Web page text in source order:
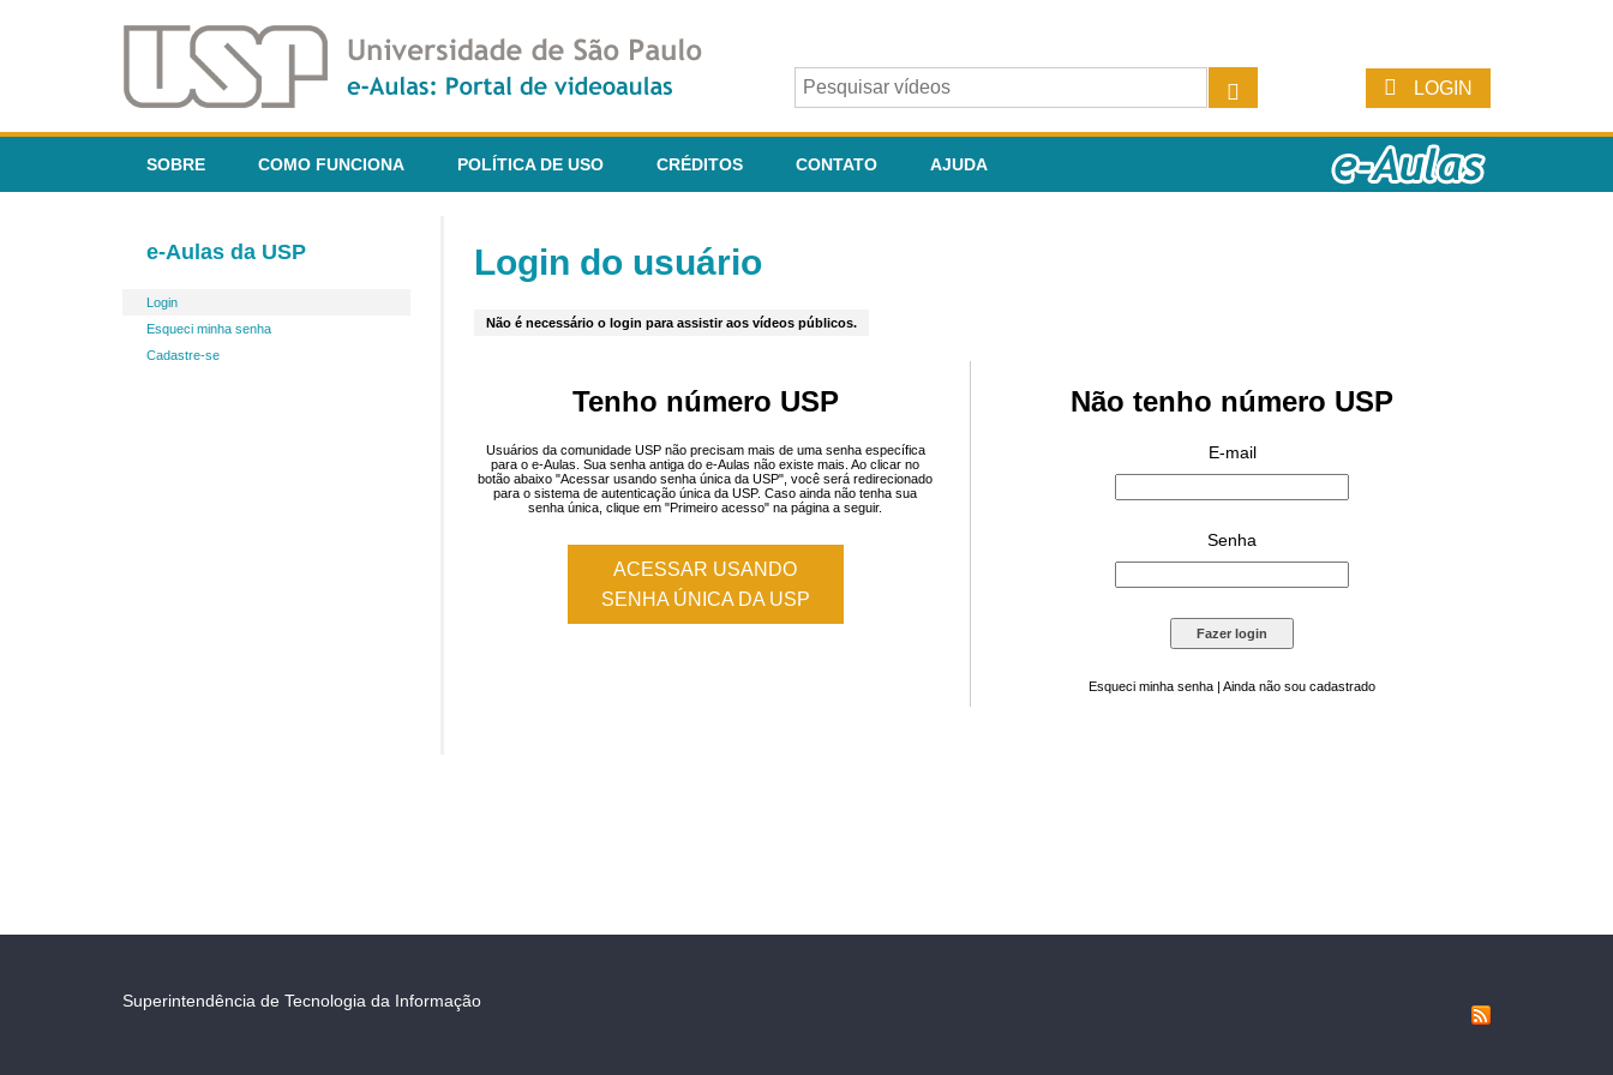
LOGIN
SOBRE COMO FUNCIONA POLÍTICA DE USO CRÉDITOS CONTATO AJUDA
e-Aulas da USP
Login
Esqueci minha senha
Cadastre-se
Login do usuário
Não é necessário o login para assistir aos vídeos públicos.
Tenho número USP
Usuários da comunidade USP não precisam mais de uma senha específica
para o e-Aulas. Sua senha antiga do e-Aulas não existe mais. Ao clicar no
botão abaixo "Acessar usando senha única da USP", você será redirecionado
para o sistema de autenticação única da USP. Caso ainda não tenha sua
senha única, clique em "Primeiro acesso" na página a seguir.
ACESSAR USANDO
SENHA ÚNICA DA USP
Não tenho número USP
E-mail
Senha
Esqueci minha senha | Ainda não sou cadastrado
Superintendência de Tecnologia da Informação